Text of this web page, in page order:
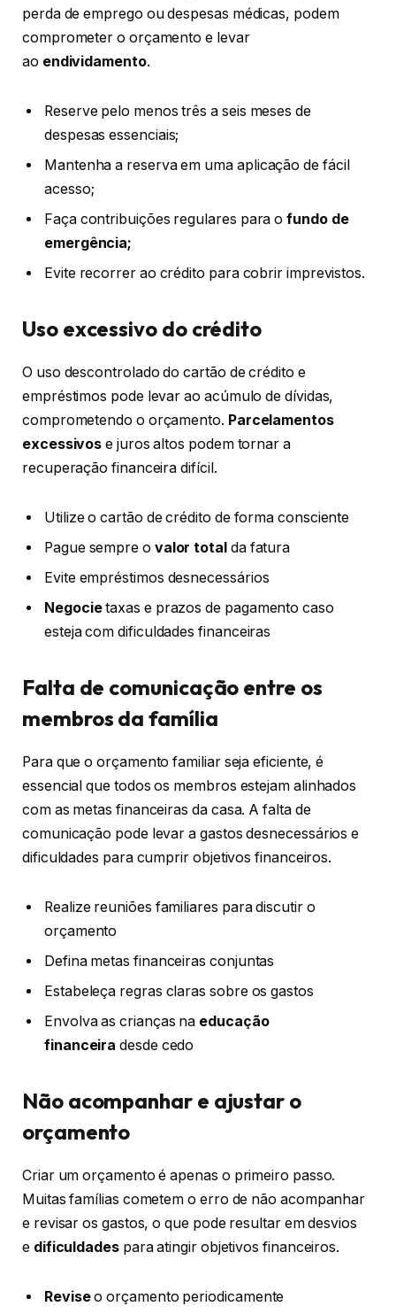
perda de emprego ou despesas médicas, podem
comprometer o orçamento e levar
ao endividamento.
Reserve pelo menos três a seis meses de
despesas essenciais;
Mantenha a reserva em uma aplicação de fácil
acesso;
Faça contribuições regulares para ofundo de
emergência;
Evite recorrer ao crédito para cobrir imprevistos.
Uso excessivo do crédito
O uso descontrolado do cartão de crédito e
empréstimos pode levar ao acúmulo de dívidas,
comprometendo o orçamento. Parcelamentos
excessivos e juros altos podem tornar a
recuperação financeira difícil.
Utilize o cartão de crédito de forma consciente
Pague sempre o valor totalda fatura
Evite empréstimos desnecessários
Negocietaxas e prazos de pagamento caso
esteja com dificuldades financeiras
Falta de comunicação entre os
membros da família
Para que o orçamento familiar seja eficiente, é
essencial que todos os membros estejam alinhados
com as metas financeiras da casa. A falta de
comunicação pode levar a gastos desnecessários e
dificuldades para cumprir objetivos financeiros.
Realize reuniões familiares para discutir o
orçamento
Defina metas financeiras conjuntas
Estabeleça regras claras sobre os gastos
Envolva as crianças na educação
financeiradesde cedo
Não acompanhar e ajustar o
orçamento
Criar um orçamento é apenas o primeiro passo.
Muitas famílias cometem o erro de não acompanhar
e revisar os gastos, o que pode resultar em desvios
e dificuldades para atingir objetivos financeiros.
Reviseo orçamento periodicamente